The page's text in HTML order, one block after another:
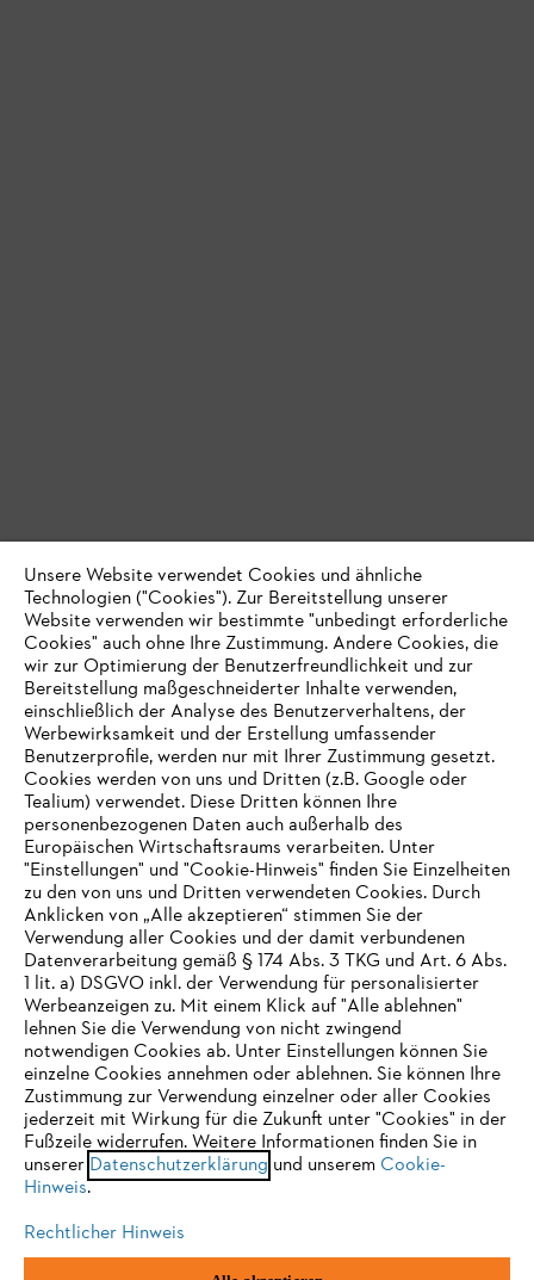
IHR BROWSER WIRD NICHT
UNTERSTÜTZT
Sie nutzen einen Browser, den wir noch nicht unterstützen. Für
eine optimale Nutzung unserer Seite empfehlen wir Ihnen, zu
einem der folgenden Browser zu wechseln:
Firefox Chrome
Unsere Website verwendet Cookies und ähnliche
Technologien ("Cookies"). Zur Bereitstellung unserer
Website verwenden wir bestimmte "unbedingt erforderliche
Cookies" auch ohne Ihre Zustimmung. Andere Cookies, die
wir zur Optimierung der Benutzerfreundlichkeit und zur
Bereitstellung maßgeschneiderter Inhalte verwenden,
einschließlich der Analyse des Benutzerverhaltens, der
Werbewirksamkeit und der Erstellung umfassender
Benutzerprofile, werden nur mit Ihrer Zustimmung gesetzt.
Cookies werden von uns und Dritten (z.B. Google oder
Tealium) verwendet. Diese Dritten können Ihre
personenbezogenen Daten auch außerhalb des
Europäischen Wirtschaftsraums verarbeiten. Unter
"Einstellungen" und "Cookie-Hinweis" finden Sie Einzelheiten
zu den von uns und Dritten verwendeten Cookies. Durch
Anklicken von „Alle akzeptieren“ stimmen Sie der
Verwendung aller Cookies und der damit verbundenen
Datenverarbeitung gemäß § 174 Abs. 3 TKG und Art. 6 Abs.
1 lit. a) DSGVO inkl. der Verwendung für personalisierter
Werbeanzeigen zu. Mit einem Klick auf "Alle ablehnen"
lehnen Sie die Verwendung von nicht zwingend
notwendigen Cookies ab. Unter Einstellungen können Sie
einzelne Cookies annehmen oder ablehnen. Sie können Ihre
Zustimmung zur Verwendung einzelner oder aller Cookies
jederzeit mit Wirkung für die Zukunft unter "Cookies" in der
Fußzeile widerrufen. Weitere Informationen finden Sie in
unserer Datenschutzerklärung und unserem Cookie-
Hinweis.
Rechtlicher Hinweis